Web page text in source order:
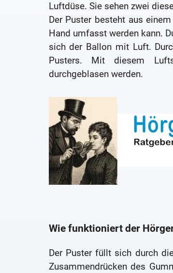
Luftdüse. Sie sehen zwei
Der Puster besteht aus
Hand umfasst werden kann.
sich der Ballon mit Luft.
Pusters. Mit diesem
durchgeblasen werden.
Wie funktioniert der
Der Puster füllt sich durch
Zusammendrücken des